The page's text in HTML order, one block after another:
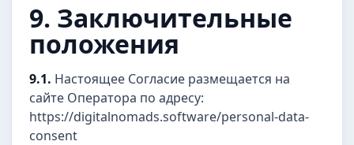
9. Заключительные
положения
9.1. Настоящее Согласие размещается на
сайте Оператора по адресу:
https://digitalnomads.software/personal-data-
consent